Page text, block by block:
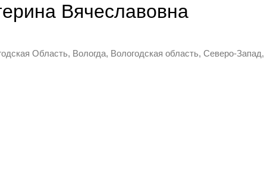
Вячеславовна
Область, Вологда, Вологодская область, Северо-Запад,